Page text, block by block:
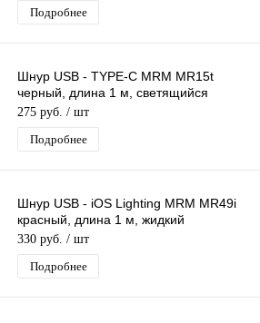
Подробнее
Шнур USB - TYPE-C MRM MR15t
черный, длина 1 м, светящийся
кабель LED
275 руб. / шт
Подробнее
Шнур USB - iOS Lighting MRM MR49i
красный, длина 1 м, жидкий
силиконовый кабель
330 руб. / шт
Подробнее